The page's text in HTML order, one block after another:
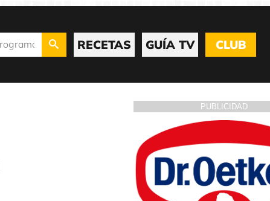
RECETAS GUÍA TV CLUB
PUBLICIDAD